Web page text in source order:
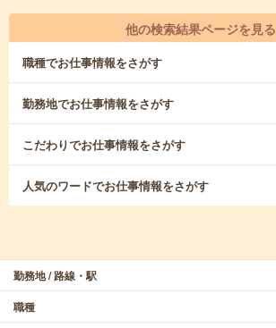
他の検索結果ページを見る
職種でお仕事情報をさがす
勤務地でお仕事情報をさがす
こだわりでお仕事情報をさがす
人気のワードでお仕事情報をさがす
勤務地 / 路線・駅
職種